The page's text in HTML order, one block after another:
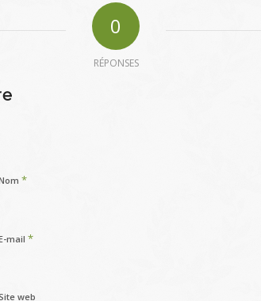
0
RÉPONSES
*
mail *
web